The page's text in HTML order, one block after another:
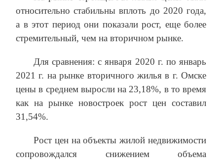
относительно стабильны вплоть до 2020 года,
а в этот период они показали рост, еще более
стремительный, чем на вторичном рынке.
Для сравнения: с января 2020 г. по январь
2021 г. на рынке вторичного жилья в г. Омске
цены в среднем выросли на 23,18%, в то время
как на рынке новостроек рост цен составил
31,54%.
Рост цен на объекты жилой недвижимости
сопровождался снижением объема